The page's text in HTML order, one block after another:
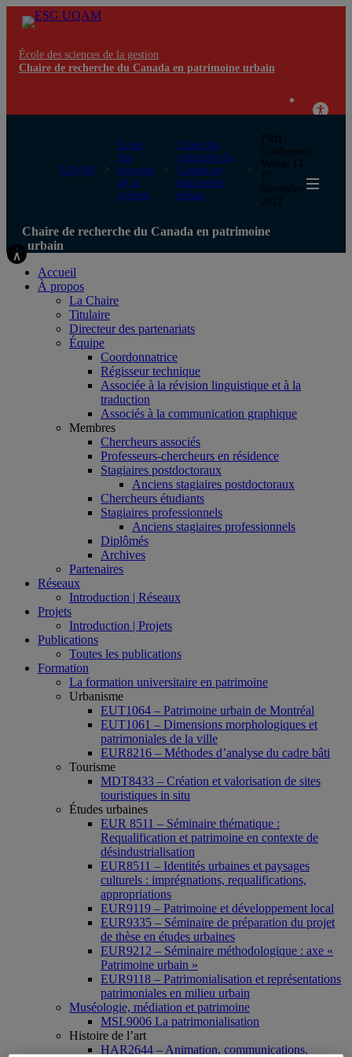
École des sciences de la gestion
Chaire de recherche du Canada en patrimoine urbain
UQAM
École
des
sciences
de la
gestion
Chaire de
recherche du
Canada en
patrimoine
urbain
FRH
Conference
Venise 14-
17
novembre
2012
Chaire de recherche du Canada en patrimoine
urbain
Accueil
À propos
La Chaire
Titulaire
Directeur des partenariats
Équipe
Coordonnatrice
Régisseur technique
Associée à la révision linguistique et à la
traduction
Associés à la communication graphique
Membres
Chercheurs associés
Professeurs-chercheurs en résidence
Stagiaires postdoctoraux
Anciens stagiaires postdoctoraux
Chercheurs étudiants
Stagiaires professionnels
Anciens stagiaires professionnels
Diplômés
Archives
Partenaires
Réseaux
Introduction | Réseaux
Projets
Introduction | Projets
Publications
Toutes les publications
Formation
La formation universitaire en patrimoine
Urbanisme
EUT1064 – Patrimoine urbain de Montréal
EUT1061 – Dimensions morphologiques et
patrimoniales de la ville
EUR8216 – Méthodes d’analyse du cadre bâti
Tourisme
MDT8433 – Création et valorisation de sites
touristiques in situ
Études urbaines
EUR 8511 – Séminaire thématique :
Requalification et patrimoine en contexte de
désindustrialisation
EUR8511 – Identités urbaines et paysages
culturels : imprégnations, requalifications,
appropriations
EUR9119 – Patrimoine et développement local
EUR9335 – Séminaire de préparation du projet
de thèse en études urbaines
EUR9212 – Séminaire méthodologique : axe «
Patrimoine urbain »
EUR9118 – Patrimonialisation et représentations
patrimoniales en milieu urbain
Muséologie, médiation et patrimoine
MSL9006 La patrimonialisation
Histoire de l’art
HAR2644 – Animation, communications,